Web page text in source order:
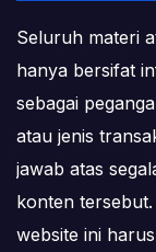
Seluruh materi
hanya bersifat
sebagai
atau jenis
jawab atas
konten
website ini